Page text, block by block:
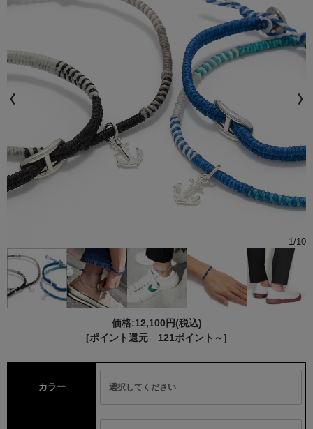
1/10
価格:12,100円(税込)
[ポイント還元 121ポイント～]
カラー